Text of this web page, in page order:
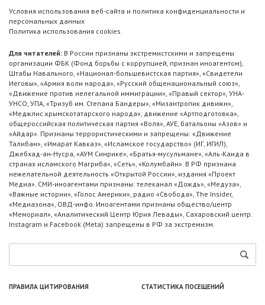
Условия использования веб-сайта и политика конфиденциальности и
персональных данных
Политика использования cookies
Для читателей: В России признаны экстремистскими и запрещены
организации ФБК (Фонд борьбы с коррупцией, признан иноагентом),
Штабы Навального, «Национал-большевистская партия», «Свидетели
Иеговы», «Армия воли народа», «Русский общенациональный союз»,
«Движение против нелегальной иммиграции», «Правый сектор», УНА-
УНСО, УПА, «Тризуб им. Степана Бандеры», «Мизантропик дивижн»,
«Меджлис крымскотатарского народа», движение «Артподготовка»,
общероссийская политическая партия «Воля», АУЕ, батальоны «Азов» и
«Айдар». Признаны террористическими и запрещены: «Движение
Талибан», «Имарат Кавказ», «Исламское государство» (ИГ, ИГИЛ),
Джебхад-ан-Нусра, «АУМ Синрике», «Братья-мусульмане», «Аль-Каида в
странах исламского Магриба», «Сеть», «Колумбайн». В РФ признана
нежелательной деятельность «Открытой России», издания «Проект
Медиа». СМИ-иноагентами признаны: телеканал «Дождь», «Медуза»,
«Важные истории», «Голос Америки», радио «Свобода», The Insider,
«Медиазона», ОВД-инфо. Иноагентами признаны общество/центр
«Мемориал», «Аналитический Центр Юрия Левады», Сахаровский центр.
Instagram и Facebook (Metа) запрещены в РФ за экстремизм.
ПРАВИЛА ЦИТИРОВАНИЯ СТАТИСТИКА ПОСЕЩЕНИЙ